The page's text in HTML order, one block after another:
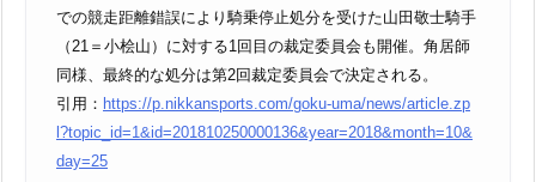
での競走距離錯誤により騎乗停止処分を受けた山田敬士騎手
（21＝小桧山）に対する1回目の裁定委員会も開催。角居師
同様、最終的な処分は第2回裁定委員会で決定される。
引用： https://p.nikkansports.com/goku-uma/news/article.zp
l?topic_id=1&id=201810250000136&year=2018&month=10&
day=25